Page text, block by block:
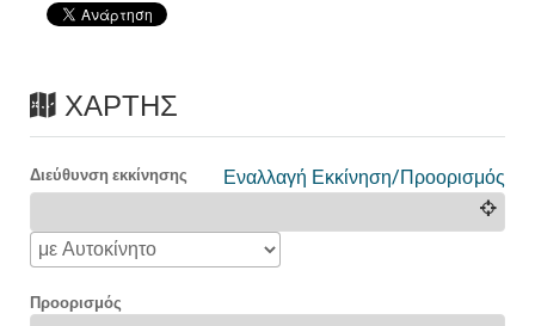
ΧΆΡΤΗΣ
Εναλλαγή Εκκίνηση/Προορισμός
Διεύθυνση εκκίνησης
Προορισμός